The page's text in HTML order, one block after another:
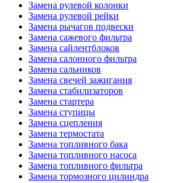
Замена рулевой колонки
Замена рулевой рейки
Замена рычагов подвески
Замена сажевого фильтра
Замена сайлентблоков
Замена салонного фильтра
Замена сальников
Замена свечей зажигания
Замена стабилизаторов
Замена стартера
Замена ступицы
Замена сцепления
Замена термостата
Замена топливного бака
Замена топливного насоса
Замена топливного фильтра
Замена тормозного цилиндра